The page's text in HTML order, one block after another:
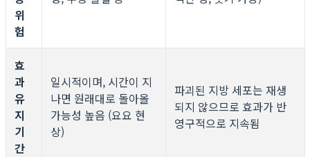
위
험
효
과
유
지
기
간
일시적이며, 시간이 지
나면 원래대로 돌아올
가능성 높음 (요요 현
상)
파괴된 지방 세포는 재생
되지 않으므로 효과가 반
영구적으로 지속됨